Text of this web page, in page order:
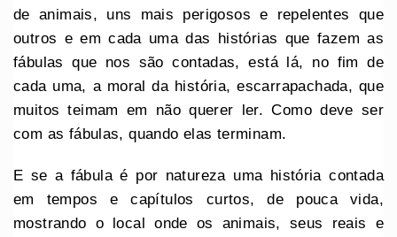
de animais, uns mais perigosos e repelentes que
outros e em cada uma das histórias que fazem as
fábulas que nos são contadas, está lá, no fim de
cada uma, a moral da história, escarrapachada, que
muitos teimam em não querer ler. Como deve ser
com as fábulas, quando elas terminam.
E se a fábula é por natureza uma história contada
em tempos e capítulos curtos, de pouca vida,
mostrando o local onde os animais, seus reais e